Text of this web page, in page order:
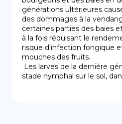
générations ultérieures
des dommages à la
certaines parties des baies
à la fois réduisant le
risque d'infection fongique
mouches des fruits.
stade nymphal sur le sol,